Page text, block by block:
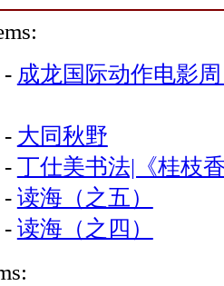
- 成龙国际动作电影
- 大同秋野
- 丁仕美书法|《桂枝
- 读海（之五）
- 读海（之四）